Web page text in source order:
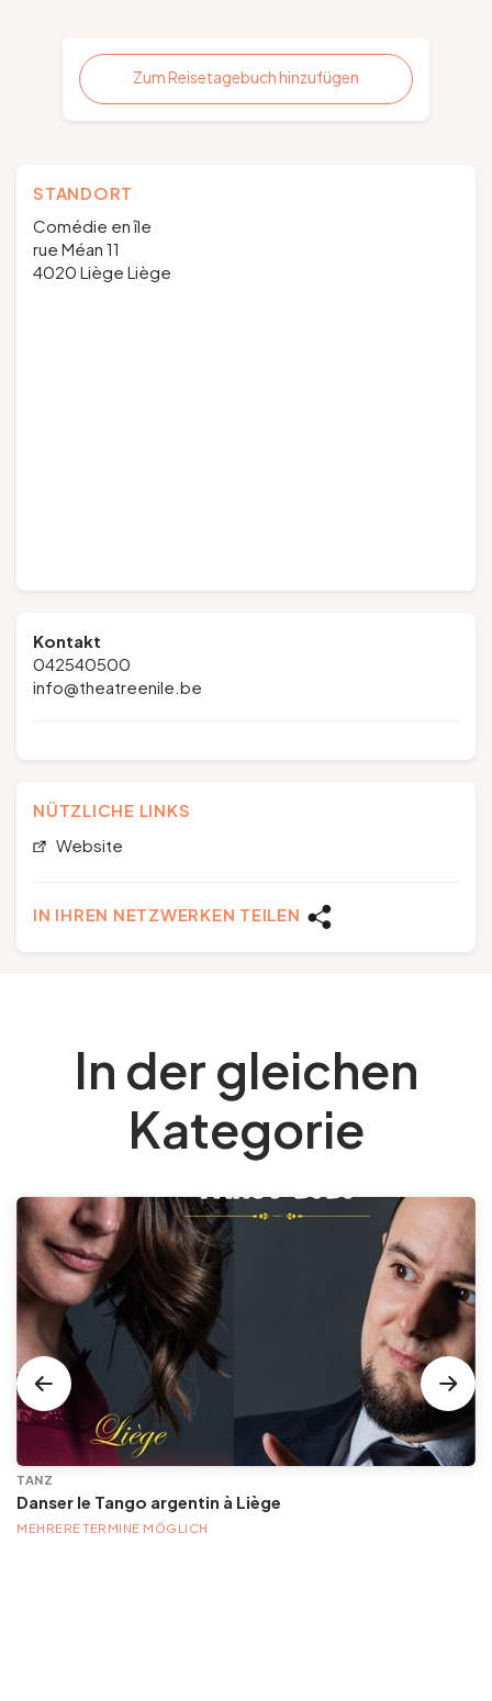
Zum Reisetagebuch hinzufügen
STANDORT
Comédie en île
rue Méan 11
4020 Liège Liège
Kontakt
042540500
info@theatreenile.be
NÜTZLICHE LINKS
Website
IN IHREN NETZWERKEN TEILEN
In der gleichen
Kategorie
TANZ
Danser le Tango argentin à Liège
MEHRERE TERMINE MÖGLICH